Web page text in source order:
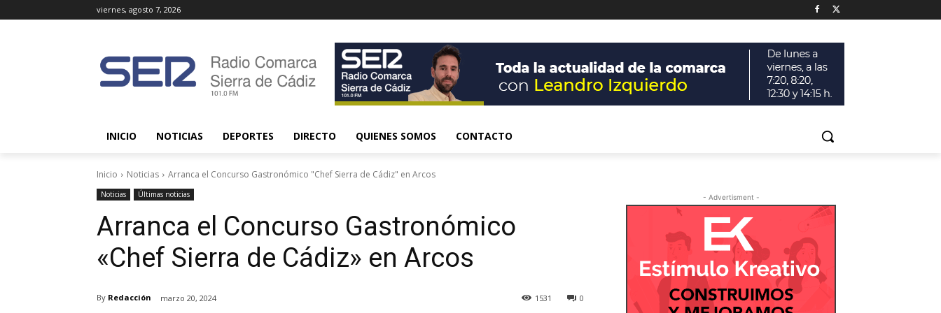
viernes, agosto 7, 2026
INICIO NOTICIAS DEPORTES DIRECTO QUIENES SOMOS CONTACTO
Inicio Noticias Arranca el Concurso Gastronómico "Chef Sierra de Cádiz" en Arcos
Noticias Últimas noticias
Arranca el Concurso Gastronómico
«Chef Sierra de Cádiz» en Arcos
By Redacción marzo 20, 2024 0
1531
- Advertisment -